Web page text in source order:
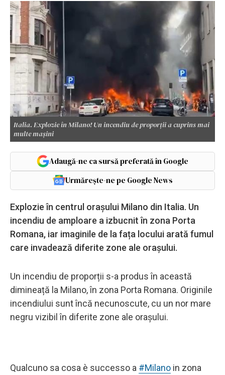
Italia. Explozie în Milano! Un incendiu de proporții a cuprins mai
multe mașini
Adaugă-ne ca sursă preferată în Google
Urmărește-ne pe Google News
Explozie în centrul orașului Milano din Italia. Un
incendiu de amploare a izbucnit în zona Porta
Romana, iar imaginile de la fața locului arată fumul
care invadează diferite zone ale orașului.
Un incendiu de proporții s-a produs în această
dimineață la Milano, în zona Porta Romana. Originile
incendiului sunt încă necunoscute, cu un nor mare
negru vizibil în diferite zone ale orașului.
Qualcuno sa cosa è successo a #Milano in zona